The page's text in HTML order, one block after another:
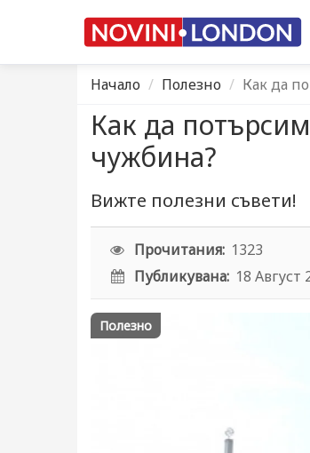
Начало Полезно Как да
Как да
чужбина?
Вижте полезни съвети!
Прочитания: 1323
Публикувана: 18 Август
Полезно